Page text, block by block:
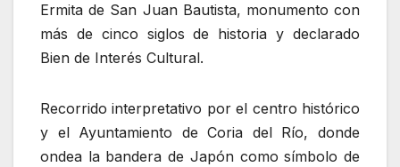
Ermita de San Juan Bautista, monumento con
más de cinco siglos de historia y declarado
Bien de Interés Cultural.
Recorrido interpretativo por el centro histórico
y el Ayuntamiento de Coria del Río, donde
ondea la bandera de Japón como símbolo de